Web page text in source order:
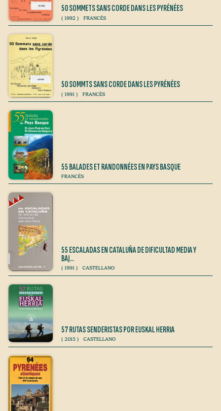
50 SOMMETS SANS CORDE DANS LES PYRÉNÉES
( 1992 ) FRANCÉS
50 SOMMTS SANS CORDE DANS LES PYRÉNÉES
( 1991 ) FRANCÉS
55 BALADES ET RANDONNÉES EN PAYS BASQUE
FRANCÉS
55 ESCALADAS EN CATALUÑA DE DIFICULTAD MEDIA Y
BAJ…
( 1991 ) CASTELLANO
57 RUTAS SENDERISTAS POR EUSKAL HERRIA
( 2015 ) CASTELLANO